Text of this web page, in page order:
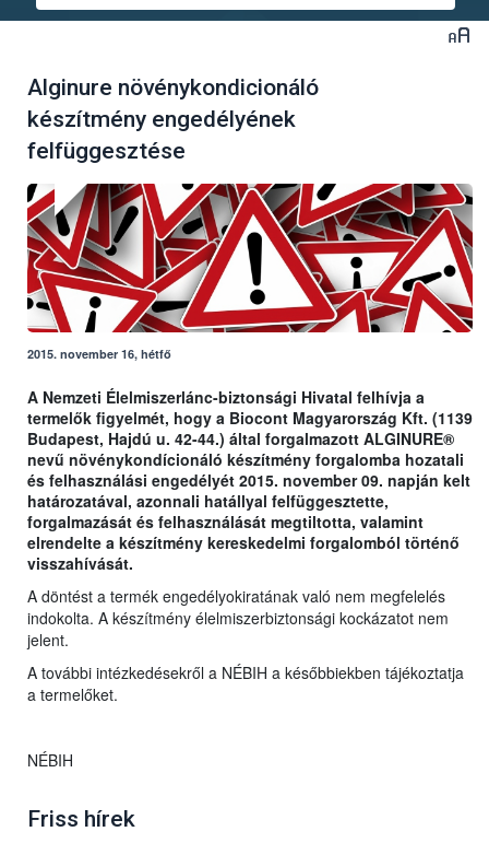
Alginure növénykondicionáló
készítmény engedélyének
felfüggesztése
2015. november 16, hétfő
A Nemzeti Élelmiszerlánc-biztonsági Hivatal felhívja a
termelők figyelmét, hogy a Biocont Magyarország Kft. (1139
Budapest, Hajdú u. 42-44.) által forgalmazott ALGINURE®
nevű növénykondícionáló készítmény forgalomba hozatali
és felhasználási engedélyét 2015. november 09. napján kelt
határozatával, azonnali hatállyal felfüggesztette,
forgalmazását és felhasználását megtiltotta, valamint
elrendelte a készítmény kereskedelmi forgalomból történő
visszahívását.
A döntést a termék engedélyokiratának való nem megfelelés
indokolta. A készítmény élelmiszerbiztonsági kockázatot nem
jelent.
A további intézkedésekről a NÉBIH a későbbiekben tájékoztatja
a termelőket.
NÉBIH
Friss hírek